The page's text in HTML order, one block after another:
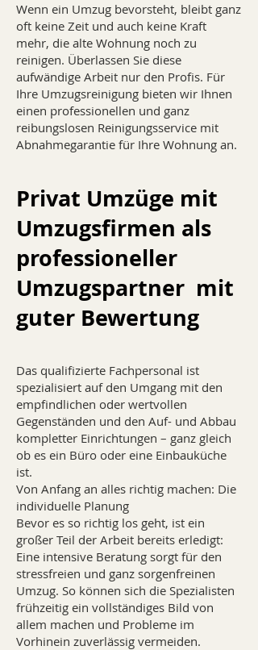
Wenn ein Umzug bevorsteht, bleibt ganz
oft keine Zeit und auch keine Kraft
mehr, die alte Wohnung noch zu
reinigen. Überlassen Sie diese
aufwändige Arbeit nur den Profis. Für
Ihre Umzugsreinigung bieten wir Ihnen
einen professionellen und ganz
reibungslosen Reinigungsservice mit
Abnahmegarantie für Ihre Wohnung an.
Privat Umzüge mit
Umzugsfirmen als
professioneller
Umzugspartner mit
guter Bewertung
Das qualifizierte Fachpersonal ist
spezialisiert auf den Umgang mit den
empfindlichen oder wertvollen
Gegenständen und den Auf- und Abbau
kompletter Einrichtungen – ganz gleich
ob es ein Büro oder eine Einbauküche
ist.
Von Anfang an alles richtig machen: Die
individuelle Planung
Bevor es so richtig los geht, ist ein
großer Teil der Arbeit bereits erledigt:
Eine intensive Beratung sorgt für den
stressfreien und ganz sorgenfreinen
Umzug. So können sich die Spezialisten
frühzeitig ein vollständiges Bild von
allem machen und Probleme im
Vorhinein zuverlässig vermeiden.